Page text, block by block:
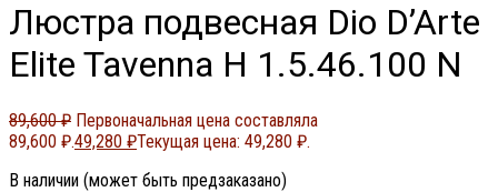
Люстра подвесная Dio D’Arte
Elite Tavenna H 1.5.46.100 N
89,600₽ Первоначальная цена составляла
89,600 ₽.49,280 ₽Текущая цена: 49,280 ₽.
В наличии (может быть предзаказано)